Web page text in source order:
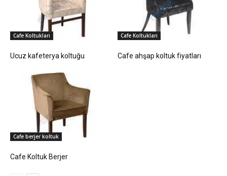
Cafe Koltukları
Ucuz kafeterya koltuğu
Cafe Koltukları
Cafe ahşap koltuk fiyatları
Cafe berjer koltuk
Cafe Koltuk Berjer